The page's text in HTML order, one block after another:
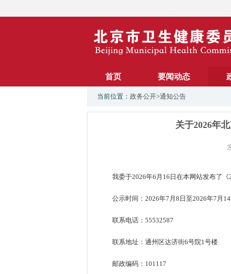
首页 要闻动态
当前位置： 政务公开>通知公告
关于2026年
我委于2026年6月16日在本网站发布了
公示时间：2026年7月8日至2026年7月14
联系电话：55532587
联系地址：通州区达济街6号院1号楼
邮政编码：101117